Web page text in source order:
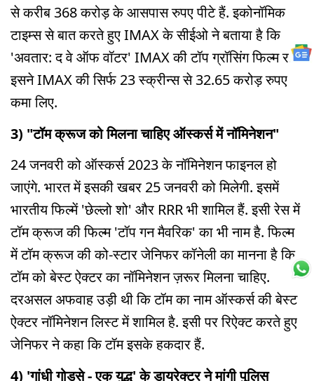
से करीब 368 करोड़ के आसपास रुपए पीटे हैं. इकोनॉमिक
टाइम्स से बात करते हुए IMAX के सीईओ ने बताया है कि
'अवतार: द वे ऑफ वॉटर' IMAX की टॉप ग्रॉसिंग फिल्म रही.
इसने IMAX की सिर्फ 23 स्क्रीन्स से 32.65 करोड़ रुपए
कमा लिए.
3) "टॉम क्रूज को मिलना चाहिए ऑस्कर्स में नॉमिनेशन"
24 जनवरी को ऑस्कर्स 2023 के नॉमिनेशन फाइनल हो
जाएंगे. भारत में इसकी खबर 25 जनवरी को मिलेगी. इसमें
भारतीय फिल्में 'छेल्लो शो' और RRR भी शामिल हैं. इसी रेस में
टॉम क्रूज की फिल्म 'टॉप गन मैवरिक' का भी नाम है. फिल्म
में टॉम क्रूज की को-स्टार जेनिफर कॉनेली का मानना है कि
टॉम को बेस्ट ऐक्टर का नॉमिनेशन ज़रूर मिलना चाहिए.
दरअसल अफवाह उड़ी थी कि टॉम का नाम ऑस्कर्स की बेस्ट
ऐक्टर नॉमिनेशन लिस्ट में शामिल है. इसी पर रिऐक्ट करते हुए
जेनिफर ने कहा कि टॉम इसके हकदार हैं.
4) 'गांधी गोडसे - एक युद्ध' के डायरेक्टर ने मांगी पुलिस